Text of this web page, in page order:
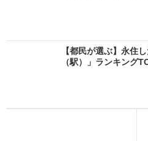
【都民が選ぶ】永住
（駅）」ランキング